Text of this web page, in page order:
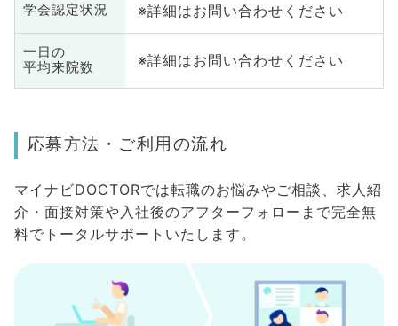
学会認定状況 ※詳細はお問い合わせください
一日の
平均来院数
※詳細はお問い合わせください
応募方法・ご利用の流れ
マイナビDOCTORでは転職のお悩みやご相談、求人紹
介・面接対策や入社後のアフターフォローまで完全無
料でトータルサポートいたします。